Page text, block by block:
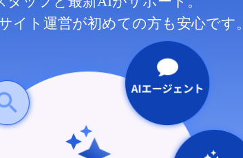
イト運営が初めての方も安心です。